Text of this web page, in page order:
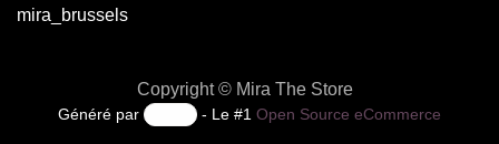
mira_brussels
Copyright © Mira The Store
Généré par - Le #1Open Source eCommerce